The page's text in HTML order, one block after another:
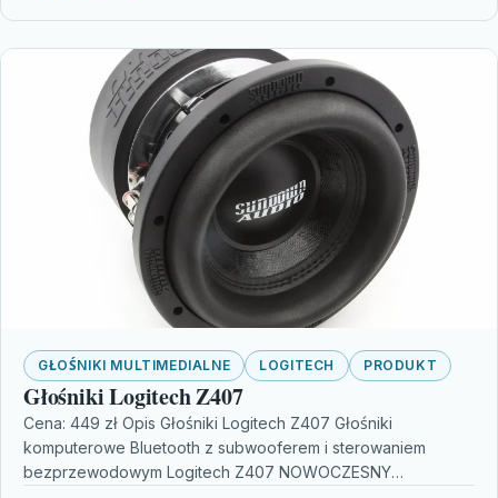
GŁOŚNIKI MULTIMEDIALNE LOGITECH PRODUKT
Głośniki Logitech Z407
Cena: 449 zł Opis Głośniki Logitech Z407 Głośniki
komputerowe Bluetooth z subwooferem i sterowaniem
bezprzewodowym Logitech Z407 NOWOCZESNY